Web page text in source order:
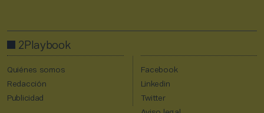
2Playbook
Quiénes somos
Redacción
Publicidad
Facebook
Linkedin
Twitter